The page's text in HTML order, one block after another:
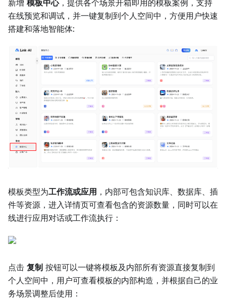
新增 模板中心，提供各个场景开箱即用的模板案例，支持
在线预览和调试，并一键复制到个人空间中，方便用户快速
搭建和落地智能体:
模板类型为工作流或应用 ，内部可包含知识库、数据库、插
件等资源，进入详情页可查看包含的资源数量，同时可以在
线进行应用对话或工作流执行：
点击 复制 按钮可以一键将模板及内部所有资源直接复制到
个人空间中，用户可查看模板的内部构造，并根据自己的业
务场景调整后使用：